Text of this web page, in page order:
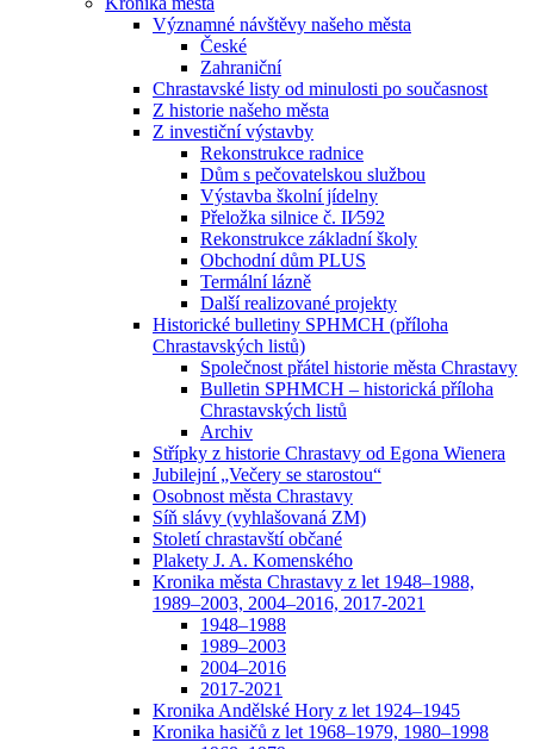
Významné návštěvy našeho města
České
Zahraniční
Chrastavské listy od minulosti po současnost
Z historie našeho města
Z investiční výstavby
Rekonstrukce radnice
Dům s pečovatelskou službou
Výstavba školní jídelny
Přeložka silnice č. II⁄592
Rekonstrukce základní školy
Obchodní dům PLUS
Termální lázně
Další realizované projekty
Historické bulletiny SPHMCH (příloha
Chrastavských listů)
Společnost přátel historie města Chrastavy
Bulletin SPHMCH – historická příloha
Chrastavských listů
Archiv
Střípky z historie Chrastavy od Egona Wienera
Jubilejní „Večery se starostou“
Osobnost města Chrastavy
Síň slávy (vyhlašovaná ZM)
Století chrastavští občané
Plakety J. A. Komenského
Kronika města Chrastavy z let 1948–1988,
1989–2003, 2004–2016, 2017-2021
1948–1988
1989–2003
2004–2016
2017-2021
Kronika Andělské Hory z let 1924–1945
Kronika hasičů z let 1968–1979, 1980–1998